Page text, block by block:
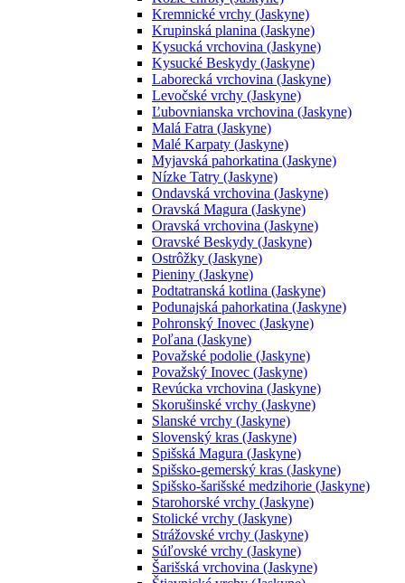
Kremnické vrchy (Jaskyne)
Krupinská planina (Jaskyne)
Kysucká vrchovina (Jaskyne)
Kysucké Beskydy (Jaskyne)
Laborecká vrchovina (Jaskyne)
Levočské vrchy (Jaskyne)
Ľubovnianska vrchovina (Jaskyne)
Malá Fatra (Jaskyne)
Malé Karpaty (Jaskyne)
Myjavská pahorkatina (Jaskyne)
Nízke Tatry (Jaskyne)
Ondavská vrchovina (Jaskyne)
Oravská Magura (Jaskyne)
Oravská vrchovina (Jaskyne)
Oravské Beskydy (Jaskyne)
Ostrôžky (Jaskyne)
Pieniny (Jaskyne)
Podtatranská kotlina (Jaskyne)
Podunajská pahorkatina (Jaskyne)
Pohronský Inovec (Jaskyne)
Poľana (Jaskyne)
Považské podolie (Jaskyne)
Považský Inovec (Jaskyne)
Revúcka vrchovina (Jaskyne)
Skorušinské vrchy (Jaskyne)
Slanské vrchy (Jaskyne)
Slovenský kras (Jaskyne)
Spišská Magura (Jaskyne)
Spišsko-gemerský kras (Jaskyne)
Spišsko-šarišské medzihorie (Jaskyne)
Starohorské vrchy (Jaskyne)
Stolické vrchy (Jaskyne)
Strážovské vrchy (Jaskyne)
Súľovské vrchy (Jaskyne)
Šarišská vrchovina (Jaskyne)